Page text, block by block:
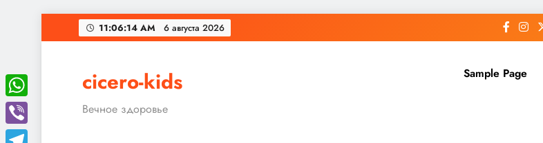
Перейти
к
11:06:15 AM 6 августа 2026
cicero-kids
Вечное здоровье
Sample Page
WhatsApp
Viber